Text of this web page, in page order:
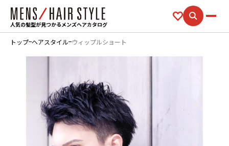
人気の髪型が見つかるメンズヘアカタログ
トップ ヘアスタイル ウィップルショート